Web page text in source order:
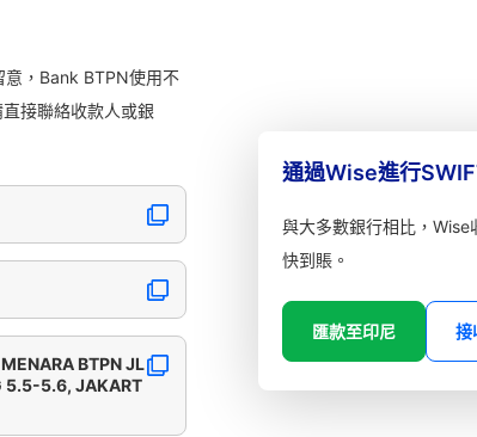
意，Bank BTPN使用不
接聯絡收款人或銀
BTPN JL
5.5-5.6, JAKART
通過Wise進行
與大多數銀行相比，
快到賬。
匯款至印尼 接